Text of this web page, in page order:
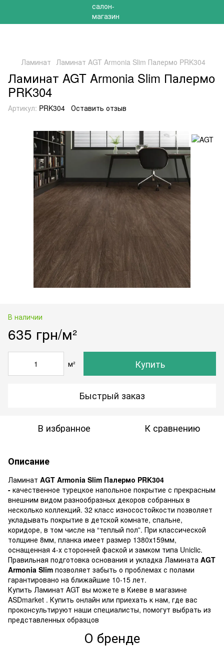
Ламинат Ламинат AGT Armonia Slim Палермо PRK304
Ламинат AGT Armonia Slim Палермо
PRK304
Артикул: PRK304 Оставить отзыв
В наличии
635 грн/м²
м² Купить
Быстрый заказ
В избранное К сравнению
Описание
Ламинат AGT Armonia Slim Палермо PRK304
- качественное турецкое напольное покрытие с прекрасным
внешним видом разнообразных декоров собранных в
несколько коллекций. 32 класс износостойкости позволяет
укладывать покрытие в детской комнате, спальне,
коридоре, в том числе на “теплый пол”. При классической
толщине 8мм, планка имеет размер 1380х159мм,
оснащенная 4-х сторонней фаской и замком типа Uniclic.
Правильная подготовка основания и укладка Ламината AGT
Armonia Slim позволяет забыть о проблемах с полами
гарантировано на ближайшие 10-15 лет.
Купить Ламинат AGT вы можете в Киеве в магазине
ASDmarket . Купить онлайн или приехать к нам, где вас
проконсультируют наши специалисты, помогут выбрать из
представленных образцов
О бренде